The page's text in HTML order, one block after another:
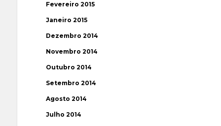
Fevereiro 2015
Janeiro 2015
Dezembro 2014
Novembro 2014
Outubro 2014
Setembro 2014
Agosto 2014
Julho 2014